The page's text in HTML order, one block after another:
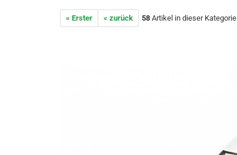
« Erster « zurück 58 Artikel in dieser Kategorie